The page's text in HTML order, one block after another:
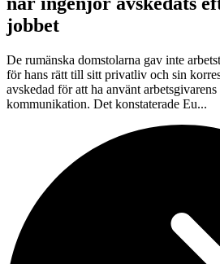
jobbet
De rumänska domstolarna gav inte
för hans rätt till sitt privatliv och sin
avskedad för att ha använt
kommunikation. Det konstaterade Eu...